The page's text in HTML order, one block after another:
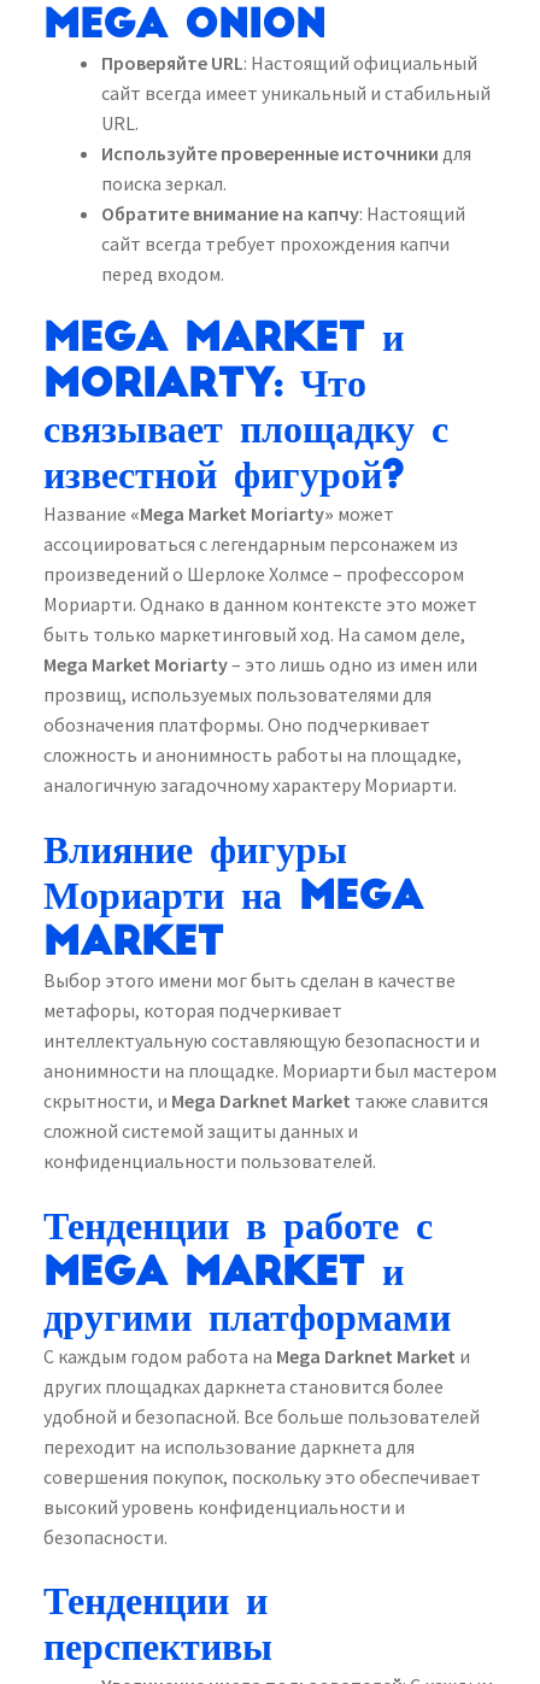
Mega Onion
Проверяйте URL: Настоящий официальный
сайт всегда имеет уникальный и стабильный
URL.
Используйте проверенные источники для
поиска зеркал.
Обратите внимание на капчу: Настоящий
сайт всегда требует прохождения капчи
перед входом.
Mega Market и
Moriarty: Что
связывает площадку с
известной фигурой?
Название «Mega Market Moriarty» может
ассоциироваться с легендарным персонажем из
произведений о Шерлоке Холмсе – профессором
Мориарти. Однако в данном контексте это может
быть только маркетинговый ход. На самом деле,
Mega Market Moriarty– это лишь одно из имен или
прозвищ, используемых пользователями для
обозначения платформы. Оно подчеркивает
сложность и анонимность работы на площадке,
аналогичную загадочному характеру Мориарти.
Влияние фигуры
Мориарти на Mega
Market
Выбор этого имени мог быть сделан в качестве
метафоры, которая подчеркивает
интеллектуальную составляющую безопасности и
анонимности на площадке. Мориарти был мастером
скрытности, и Mega Darknet Market также славится
сложной системой защиты данных и
конфиденциальности пользователей.
Тенденции в работе с
Mega Market и
другими платформами
С каждым годом работа на Mega Darknet Market и
других площадках даркнета становится более
удобной и безопасной. Все больше пользователей
переходит на использование даркнета для
совершения покупок, поскольку это обеспечивает
высокий уровень конфиденциальности и
безопасности.
Тенденции и
перспективы